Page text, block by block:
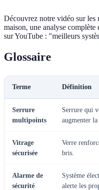
Découvrez notre vidéo sur les
maison, une analyse complète
sur YouTube : "meilleurs
Glossaire
Terme Définition
Serrure
multipoints
Serrure qui
augmenter la
Vitrage
sécurisée
Verre
bris.
Alarme de
sécurité
Système
alerte les